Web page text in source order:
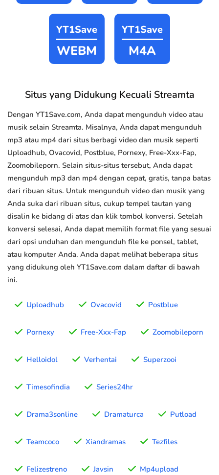
YT1Save
WEBM
YT1Save
M4A
Situs yang Didukung Kecuali Streamta
Dengan YT1Save.com, Anda dapat mengunduh video atau
musik selain Streamta. Misalnya, Anda dapat mengunduh
mp3 atau mp4 dari situs berbagi video dan musik seperti
Uploadhub, Ovacovid, Postblue, Pornexy, Free-Xxx-Fap,
Zoomobileporn. Selain situs-situs tersebut, Anda dapat
mengunduh mp3 dan mp4 dengan cepat, gratis, tanpa batas
dari ribuan situs. Untuk mengunduh video dan musik yang
Anda suka dari ribuan situs, cukup tempel tautan yang
disalin ke bidang di atas dan klik tombol konversi. Setelah
konversi selesai, Anda dapat memilih format file yang sesuai
dari opsi unduhan dan mengunduh file ke ponsel, tablet,
atau komputer Anda. Anda dapat melihat beberapa situs
yang didukung oleh YT1Save.com dalam daftar di bawah
ini.
Uploadhub Ovacovid Postblue
Pornexy Free-Xxx-Fap Zoomobileporn
Helloidol Verhentai Superzooi
Timesofindia Series24hr
Drama3sonline Dramaturca Putload
Teamcoco Xiandramas Tezfiles
Felizestreno Javsin Mp4upload